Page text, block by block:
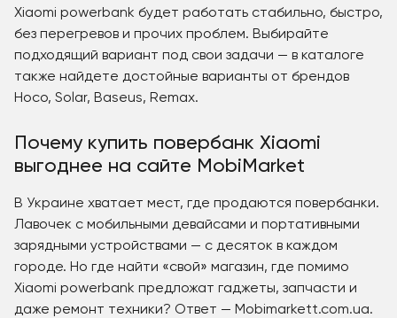
Xiaomi powerbank будет работать стабильно, быстро,
без перегревов и прочих проблем. Выбирайте
подходящий вариант под свои задачи — в каталоге
также найдете достойные варианты от брендов
Hoco, Solar, Baseus, Remax.
Почему купить повербанк Xiaomi
выгоднее на сайте MobiMarket
В Украине хватает мест, где продаются повербанки.
Лавочек с мобильными девайсами и портативными
зарядными устройствами — с десяток в каждом
городе. Но где найти «свой» магазин, где помимо
Xiaomi powerbank предложат гаджеты, запчасти и
даже ремонт техники? Ответ — Mobimarkett.com.ua.